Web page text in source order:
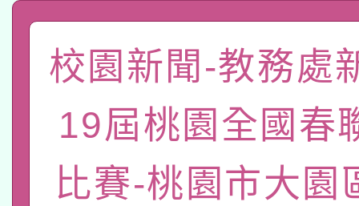
礎課程
A3數位素養講師名單
「數位內容與教學軟體
pilot」
有關大陸委員會函釋公
薪期間赴陸應申請許可
轉知經濟部水利署委託
業技術研究院辦理「
115年8月22日(星期六
校園新聞-教務處
19屆桃園全國春
比賽-桃園市大園